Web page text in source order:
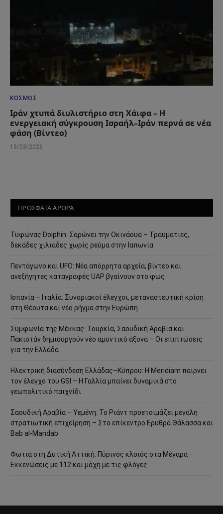
ΚΌΣΜΟΣ
Ιράν χτυπά διυλιστήριο στη Χάιφα – Η
ενεργειακή σύγκρουση Ισραήλ–Ιράν περνά σε νέα
φάση (Βίντεο)
19/03/2026
ΠΡΟΣΦΑΤΑ ΑΡΘΡΑ
Τυφώνας Dolphin: Σαρώνει την Οκινάουα – Τραυματίες,
δεκάδες χιλιάδες χωρίς ρεύμα στην Ιαπωνία
Πεντάγωνο και UFO: Νέα απόρρητα αρχεία, βίντεο και
ανεξήγητες καταγραφές UAP βγαίνουν στο φως
Ισπανία – Ιταλία: Συνοριακοί έλεγχοι, μεταναστευτική κρίση
στη Θέουτα και νέο ρήγμα στην Ευρώπη
Συμφωνία της Μέκκας: Τουρκία, Σαουδική Αραβία και
Πακιστάν δημιουργούν νέο αμυντικό άξονα – Οι επιπτώσεις
για την Ελλάδα
Ηλεκτρική διασύνδεση Ελλάδας–Κύπρου: Η Meridiam παίρνει
τον έλεγχο του GSI – Η Γαλλία μπαίνει δυναμικά στο
γεωπολιτικό παιχνίδι
Σαουδική Αραβία – Υεμένη: Το Ριάντ προετοιμάζει μεγάλη
στρατιωτική επιχείρηση – Στο επίκεντρο Ερυθρά Θάλασσα και
Bab al-Mandab
Φωτιά στη Δυτική Αττική: Πύρινος κλοιός στα Μέγαρα –
Εκκενώσεις με 112 και μάχη με τις φλόγες